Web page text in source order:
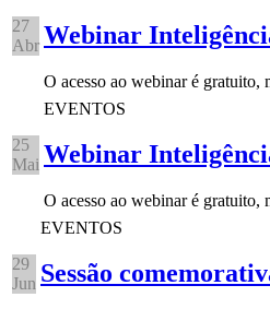
27
Abr Webinar
O acesso ao webinar é gratuito,
25
Mai
EVENTOS
Webinar
O acesso ao webinar é gratuito,
29
Jun
EVENTOS
Sessão